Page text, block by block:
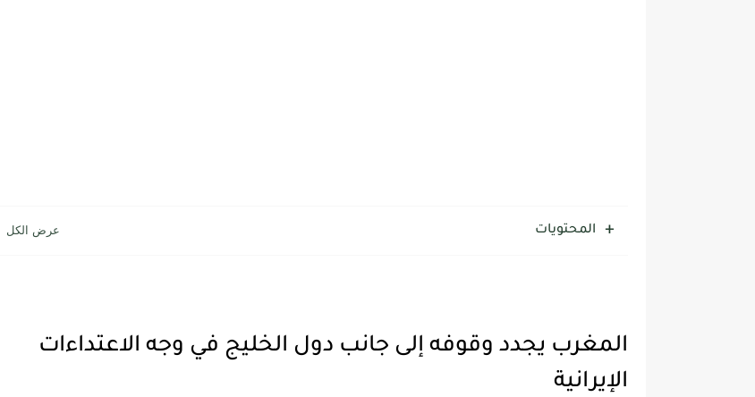
المحتويات
المغرب يجدد وقوفه إلى جانب دول الخليج في وجه الاعتداءات
الإيرانية